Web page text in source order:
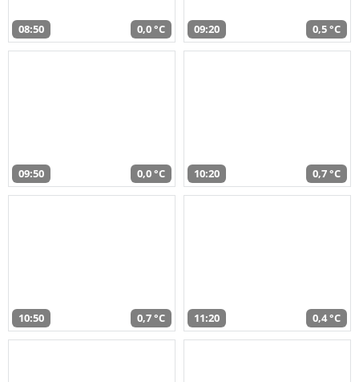
08:50 0,0 °C 09:20 0,5 °C
09:50 0,0 °C 10:20 0,7 °C
10:50 0,7 °C 11:20 0,4 °C